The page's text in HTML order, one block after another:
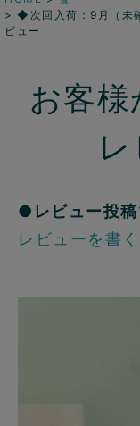
◆次回入荷：9月（未
ビュー
お客
●レビュー投
レビューを書